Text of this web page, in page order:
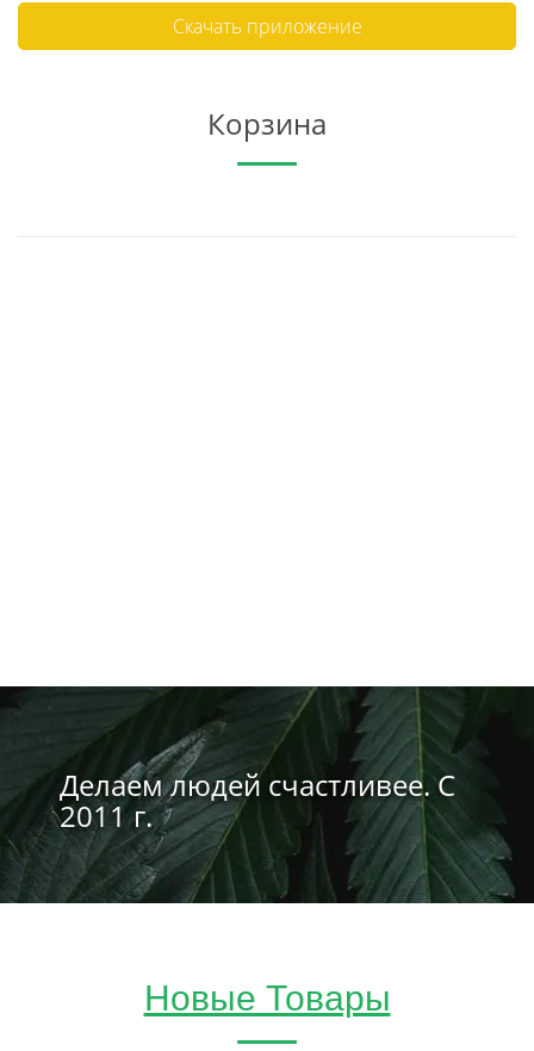
Скачать приложение
Корзина
Делаем людей счастливее. С
2011 г.
Новые Товары